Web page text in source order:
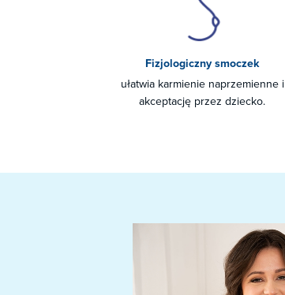
Fizjologiczny smoczek
ułatwia karmienie naprzemienne i
akceptację przez dziecko.